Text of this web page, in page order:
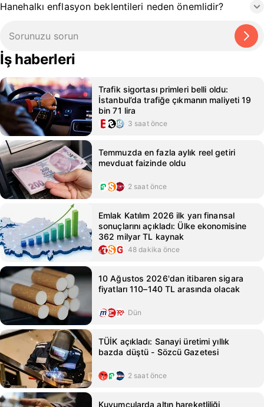
Hanehalkı enflasyon beklentileri neden önemlidir?
İş haberleri
Trafik sigortası primleri belli oldu:
İstanbul’da trafiğe çıkmanın maliyeti 19
bin 71 lira
3 saat önce
Temmuzda en fazla aylık reel getiri
mevduat faizinde oldu
2 saat önce
Emlak Katılım 2026 ilk yarı finansal
sonuçlarını açıkladı: Ülke ekonomisine
362 milyar TL kaynak
48 dakika önce
10 Ağustos 2026'dan itibaren sigara
fiyatları 110–140 TL arasında olacak
Dün
TÜİK açıkladı: Sanayi üretimi yıllık
bazda düştü - Sözcü Gazetesi
2 saat önce
Kuyumcularda altın hareketliliği